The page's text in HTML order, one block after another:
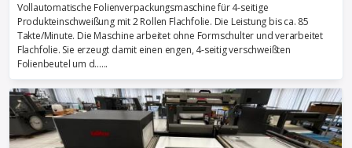
Vollautomatische Folienverpackungsmaschine für 4-seitige
Produkteinschweißung mit 2 Rollen Flachfolie. Die Leistung bis ca. 85
Takte/Minute. Die Maschine arbeitet ohne Formschulter und verarbeitet
Flachfolie. Sie erzeugt damit einen engen, 4-seitig verschweißten
Folienbeutel um d......